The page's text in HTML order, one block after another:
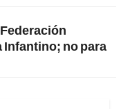
Infantino; no para